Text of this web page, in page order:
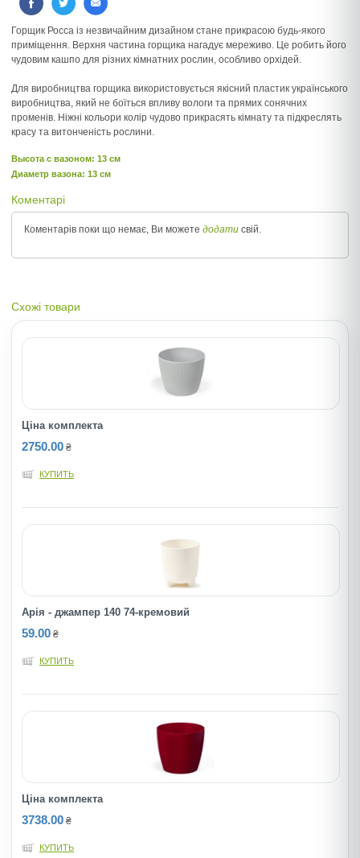
Горщик Росса із незвичайним дизайном стане прикрасою будь-якого
приміщення. Верхня частина горщика нагадує мереживо. Це робить його
чудовим кашпо для різних кімнатних рослин, особливо орхідей.
Для виробництва горщика використовується якісний пластик українського
виробництва, який не боїться впливу вологи та прямих сонячних
променів. Ніжні кольори колір чудово прикрасять кімнату та підкреслять
красу та витонченість рослини.
Высота c вазоном: 13 см
Диаметр вазона: 13 см
Коментарі
Коментарів поки що немає, Ви можете додати свій.
Схожі товари
Ціна комплекта
2750.00 ₴
КУПИТЬ
Арія - джампер 140 74-кремовий
59.00 ₴
КУПИТЬ
Ціна комплекта
3738.00 ₴
КУПИТЬ